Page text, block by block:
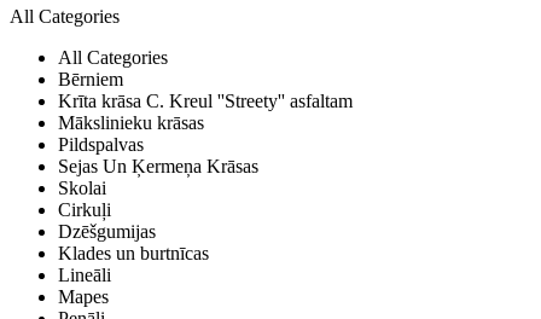
All Categories
All Categories
Bērniem
Krīta krāsa C. Kreul ''Streety'' asfaltam
Mākslinieku krāsas
Pildspalvas
Sejas Un Ķermeņa Krāsas
Skolai
Cirkuļi
Dzēšgumijas
Klades un burtnīcas
Lineāli
Mapes